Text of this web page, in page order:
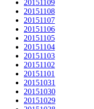
20151109
20151108
20151107
20151106
20151105
20151104
20151103
20151102
20151101
20151031
20151030
20151029